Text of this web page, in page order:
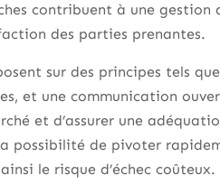
contribuent à une
des parties prenantes.
sur des principes tels
et une communication
et d’assurer une
possibilité de pivoter
le risque d’échec